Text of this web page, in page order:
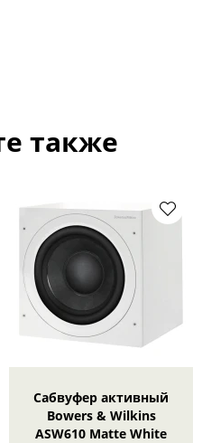
также
Сабвуфер активный
Bowers & Wilkins
ASW610 Matte White